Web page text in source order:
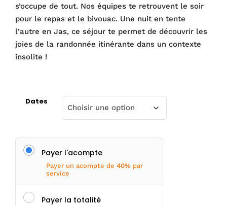
s’occupe de tout. Nos équipes te retrouvent le soir
pour le repas et le bivouac. Une nuit en tente
l’autre en Jas, ce séjour te permet de découvrir les
joies de la randonnée itinérante dans un contexte
insolite !
Dates
Payer l'acompte
Payer un acompte de 40% par
service
Payer la totalité